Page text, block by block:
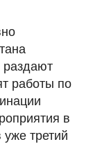
работы по
в
третий